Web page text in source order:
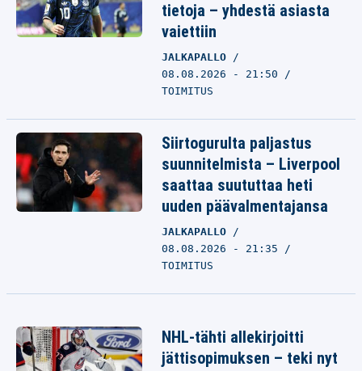
tietoja – yhdestä asiasta
vaiettiin
JALKAPALLO
08.08.2026 - 21:50
TOIMITUS
Siirtogurulta paljastus
suunnitelmista – Liverpool
saattaa suututtaa heti
uuden päävalmentajansa
JALKAPALLO
08.08.2026 - 21:35
TOIMITUS
NHL-tähti allekirjoitti
jättisopimuksen – teki nyt